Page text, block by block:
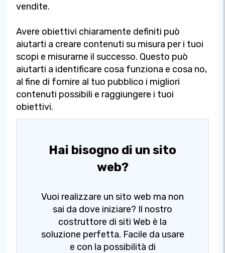
vendite.
Avere obiettivi chiaramente definiti può
aiutarti a creare contenuti su misura per i tuoi
scopi e misurarne il successo. Questo può
aiutarti a identificare cosa funziona e cosa no,
al fine di fornire al tuo pubblico i migliori
contenuti possibili e raggiungere i tuoi
obiettivi.
Hai bisogno di un sito
web?
Vuoi realizzare un sito web ma non
sai da dove iniziare? Il nostro
costruttore di siti Web è la
soluzione perfetta. Facile da usare
e con la possibilità di